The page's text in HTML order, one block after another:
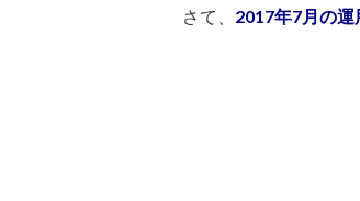
さて、 2017年7月の運